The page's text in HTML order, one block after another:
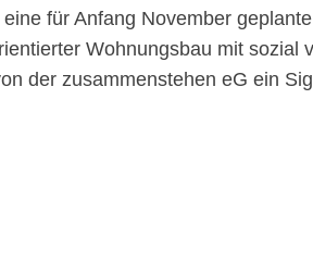
für Anfang November
Wohnungsbau mit
der zusammenstehen eG ein